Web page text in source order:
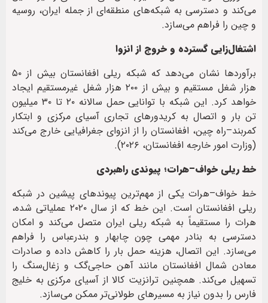
می‌کند و دسترسی به شبکه‌های منطقه‌ای از جمله ایران، روسیه
و چین را فراهم می‌سازد.
اشتغال‌زایی گسترده و خروج از انزوا
برآوردها نشان می‌دهد که شبکه ریلی افغانستان بیش از ۵۰
هزار شغل مستقیم و بیش از ۲۰۰ هزار شغل غیرمستقیم ایجاد
خواهد کرد. این شبکه با توانایی حمل سالانه ۲۰ تا ۳۰ میلیون
تن بار و اتصال به کریدورهای تجاری آسیای مرکزی و ابتکار
کمربند–راه چین، افغانستان را از انزوای جغرافیایی خارج می‌کند
(وزارت امور خارجه افغانستان، ۲۰۲۶).
خط ریلی خواف–هرات؛ پیوندی راهبردی
خط خواف–هرات یکی از مهم‌ترین پیوندهای پیشین در شبکه
ریلی افغانستان است. این خط که از سال ۲۰۲۰ عملیاتی شده،
هرات را مستقیماً به شبکه ریلی ایران متصل می‌کند و امکان
دسترسی به بنادر مهمی چون چابهار و بندرعباس را فراهم
می‌سازد. این اتصال، هزینه حمل بار را کاهش داده و صادرات
معادن شمال افغانستان مانند آهن حاجی‌گک و زغال‌سنگ را
تسهیل می‌کند. همچنین ترانزیت کالا از آسیای مرکزی به خلیج
فارس را بدون نیاز به مسیرهای طولانی‌تر ممکن می‌سازد.